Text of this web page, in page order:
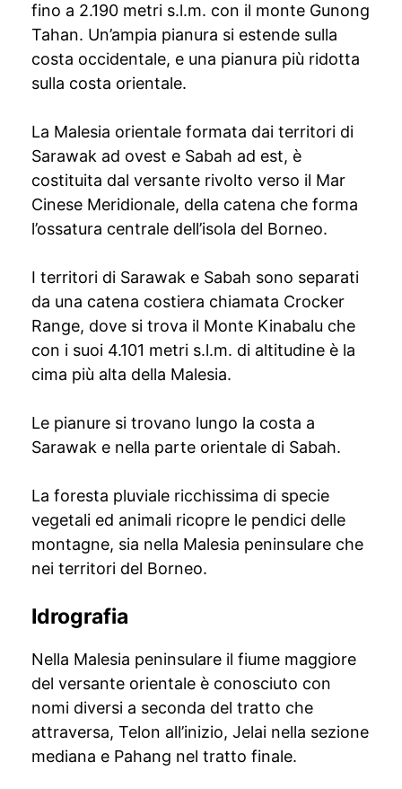
fino a 2.190 metri s.l.m. con il monte Gunong
Tahan. Un’ampia pianura si estende sulla
costa occidentale, e una pianura più ridotta
sulla costa orientale.
La Malesia orientale formata dai territori di
Sarawak ad ovest e Sabah ad est, è
costituita dal versante rivolto verso il Mar
Cinese Meridionale, della catena che forma
l’ossatura centrale dell’isola del Borneo.
I territori di Sarawak e Sabah sono separati
da una catena costiera chiamata Crocker
Range, dove si trova il Monte Kinabalu che
con i suoi 4.101 metri s.l.m. di altitudine è la
cima più alta della Malesia.
Le pianure si trovano lungo la costa a
Sarawak e nella parte orientale di Sabah.
La foresta pluviale ricchissima di specie
vegetali ed animali ricopre le pendici delle
montagne, sia nella Malesia peninsulare che
nei territori del Borneo.
Idrografia
Nella Malesia peninsulare il fiume maggiore
del versante orientale è conosciuto con
nomi diversi a seconda del tratto che
attraversa, Telon all’inizio, Jelai nella sezione
mediana e Pahang nel tratto finale.